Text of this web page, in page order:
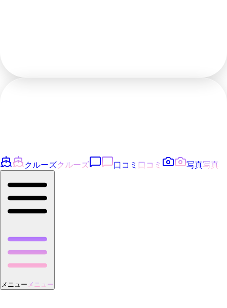
クルーズクルーズ 口コミ 口コミ 写真写真
メニュー メニュー